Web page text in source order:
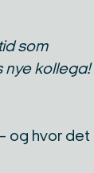
som
nye kollega!
og hvor det